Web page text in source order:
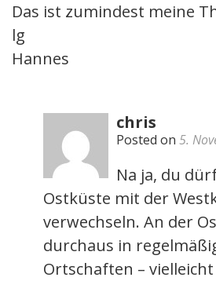
Das ist zumindest meine
lg
Hannes
chris
Posted on 5.
Na ja, du
Ostküste mit der
verwechseln. An der
durchaus in
Ortschaften –